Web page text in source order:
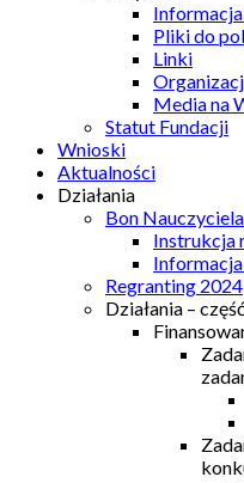
Pliki do
Linki
Media na
Statut Fundacji
Wnioski
Aktualności
Działania
Bon
Instrukcja
Regranting 2024
Działania –